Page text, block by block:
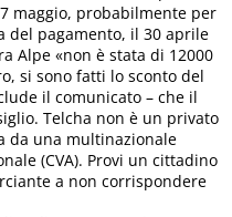
maggio, probabilmente per
del pagamento, il 30 aprile
Alpe «non è stata di 12000
si sono fatti lo sconto del
il comunicato – che il
Telcha non è un privato
da una multinazionale
(CVA). Provi un cittadino
a non corrispondere